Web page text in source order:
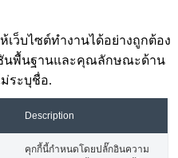
เว็บไซต์ทำงานได้อย่างถูกต้อง
นพื้นฐานและคุณลักษณะด้าน
ระบุชื่อ.
Description
คุกกี้นี้กำหนดโดยปลั๊กอินความ